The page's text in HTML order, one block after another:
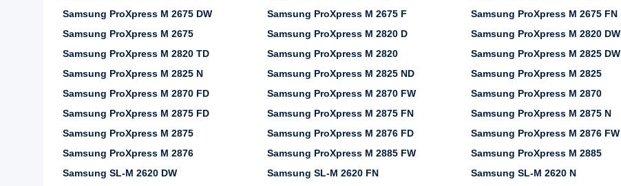
Samsung ProXpress M 2675 DW
Samsung ProXpress M 2675 F Samsung ProXpress M 2675 FN
Samsung ProXpress M 2675
Samsung ProXpress M 2820 D Samsung ProXpress M 2820 DW
Samsung ProXpress M 2820 TD
Samsung ProXpress M 2820 Samsung ProXpress M 2825 DW
Samsung ProXpress M 2825 N
Samsung ProXpress M 2825 ND Samsung ProXpress M 2825
Samsung ProXpress M 2870 FD
Samsung ProXpress M 2870 FW Samsung ProXpress M 2870
Samsung ProXpress M 2875 FD
Samsung ProXpress M 2875 FN Samsung ProXpress M 2875 N
Samsung ProXpress M 2875
Samsung ProXpress M 2876 FD Samsung ProXpress M 2876 FW
Samsung ProXpress M 2876
Samsung ProXpress M 2885 FW Samsung ProXpress M 2885
Samsung SL-M 2620 DW
Samsung SL-M 2620 FN Samsung SL-M 2620 N